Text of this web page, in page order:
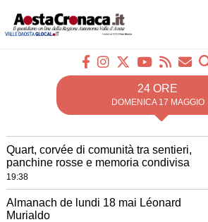
24 ORE
DOMENICA 17 MAGGIO
Quart, corvée di comunità tra sentieri,
panchine rosse e memoria condivisa
19:38
Almanach de lundi 18 mai Léonard
Murialdo